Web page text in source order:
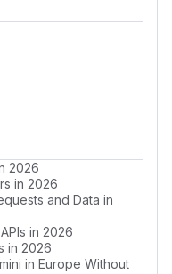
2026
in 2026
and Data in
in 2026
in 2026
in Europe Without